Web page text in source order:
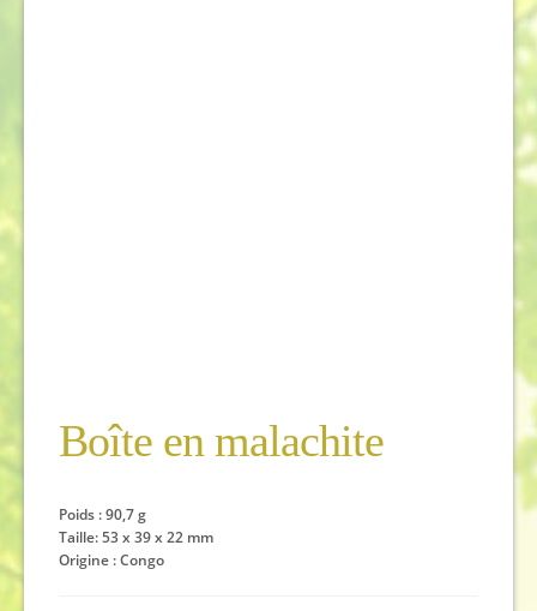
Boîte en malachite
Poids : 90,7 g
Taille: 53 x 39 x 22 mm
Origine : Congo